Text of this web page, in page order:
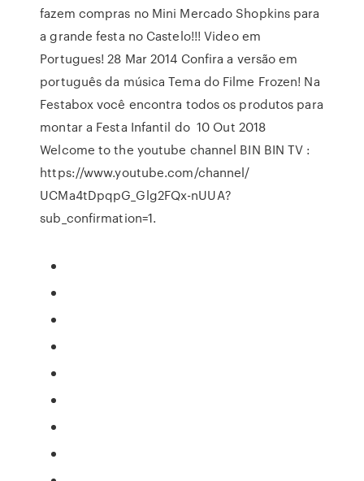
fazem compras no Mini Mercado Shopkins para
a grande festa no Castelo!!! Video em
Portugues! 28 Mar 2014 Confira a versão em
português da música Tema do Filme Frozen! Na
Festabox você encontra todos os produtos para
montar a Festa Infantil do 10 Out 2018
Welcome to the youtube channel BIN BIN TV :
https://www.youtube.com/channel/
UCMa4tDpqpG_Glg2FQx-nUUA?
sub_confirmation=1.